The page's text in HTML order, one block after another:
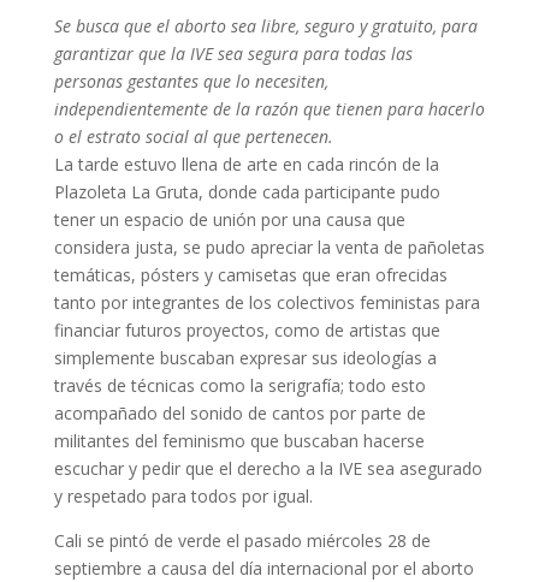
Se busca que el aborto sea libre, seguro y gratuito, para
garantizar que la IVE sea segura para todas las
personas gestantes que lo necesiten,
independientemente de la razón que tienen para hacerlo
o el estrato social al que pertenecen.
La tarde estuvo llena de arte en cada rincón de la
Plazoleta La Gruta, donde cada participante pudo
tener un espacio de unión por una causa que
considera justa, se pudo apreciar la venta de pañoletas
temáticas, pósters y camisetas que eran ofrecidas
tanto por integrantes de los colectivos feministas para
financiar futuros proyectos, como de artistas que
simplemente buscaban expresar sus ideologías a
través de técnicas como la serigrafía; todo esto
acompañado del sonido de cantos por parte de
militantes del feminismo que buscaban hacerse
escuchar y pedir que el derecho a la IVE sea asegurado
y respetado para todos por igual.
Cali se pintó de verde el pasado miércoles 28 de
septiembre a causa del día internacional por el aborto